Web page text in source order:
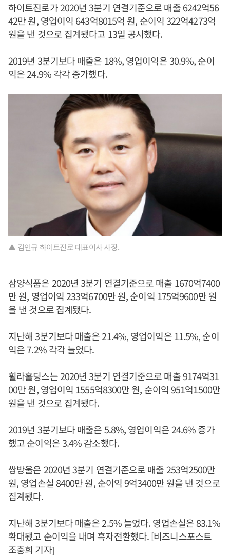
하이트진로가 2020년 3분기 연결기준으로 매출 6242억56
42만 원, 영업이익 643억8015억 원, 순이익 322억4273억
원을 낸 것으로 집계됐다고 13일 공시했다.
2019년 3분기보다 매출은 18%, 영업이익은 30.9%, 순이
익은 24.9% 각각 증가했다.
▲ 김인규 하이트진로 대표이사 사장.
삼양식품은 2020년 3분기 연결기준으로 매출 1670억7400
만 원, 영업이익 233억6700만 원, 순이익 175억9600만 원
을 낸 것으로 집계됐다.
지난해 3분기보다 매출은 21.4%, 영업이익은 11.5%, 순이
익은 7.2% 각각 늘었다.
휠라홀딩스는 2020년 3분기 연결기준으로 매출 9174억31
00만 원, 영업이익 1555억8300만 원, 순이익 951억1500만
원을 낸 것으로 집계됐다.
2019년 3분기보다 매출은 5.8%, 영업이익은 24.6% 증가
했고 순이익은 3.4% 감소했다.
쌍방울은 2020년 3분기 연결기준으로 매출 253억2500만
원, 영업손실 8400만 원, 순이익 9억3400만 원을 낸 것으로
집계됐다.
지난해 3분기보다 매출은 2.5% 늘었다. 영업손실은 83.1%
확대됐고 순이익을 내며 흑자전환했다. [비즈니스포스트
조충희 기자]